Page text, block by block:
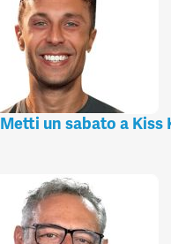
Metti un sabato a Kiss